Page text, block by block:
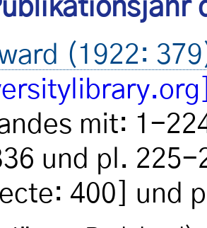
(1922:
mit: 1-
und pl.
400] und